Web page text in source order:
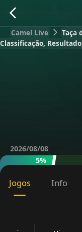
Camel Live
Taça
Classificação,
2026/08/08
5%
Jogos Info
-